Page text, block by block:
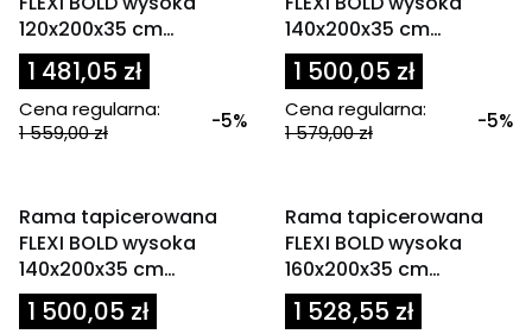
120x200x35 cm
oliwkowa / zielona
1 481,05 zł
Cena regularna:
1 559,00 zł
-5%
140x200x35 cm
granatowa
1 500,05 zł
Cena regularna:
1 579,00 zł
-5%
Rama tapicerowana
FLEXI BOLD wysoka
140x200x35 cm
oliwkowa / zielona
1 500,05 zł
Rama tapicerowana
FLEXI BOLD wysoka
160x200x35 cm
granatowa
1 528,55 zł